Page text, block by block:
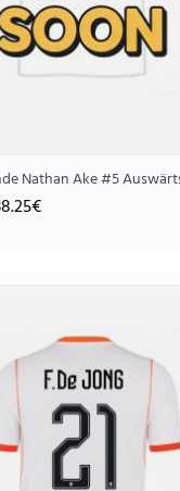
Nathan Ake #5